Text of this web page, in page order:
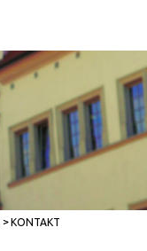
KONTAKT